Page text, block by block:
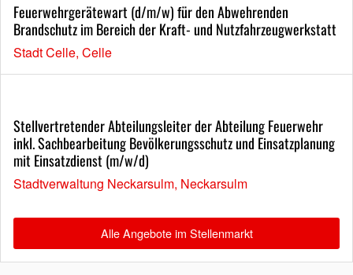
Feuerwehrgerätewart (d/m/w) für den Abwehrenden
Brandschutz im Bereich der Kraft- und Nutzfahrzeugwerkstatt
Stadt Celle, Celle
Stellvertretender Abteilungsleiter der Abteilung Feuerwehr
inkl. Sachbearbeitung Bevölkerungsschutz und Einsatzplanung
mit Einsatzdienst (m/w/d)
Stadtverwaltung Neckarsulm, Neckarsulm
Alle Angebote im Stellenmarkt